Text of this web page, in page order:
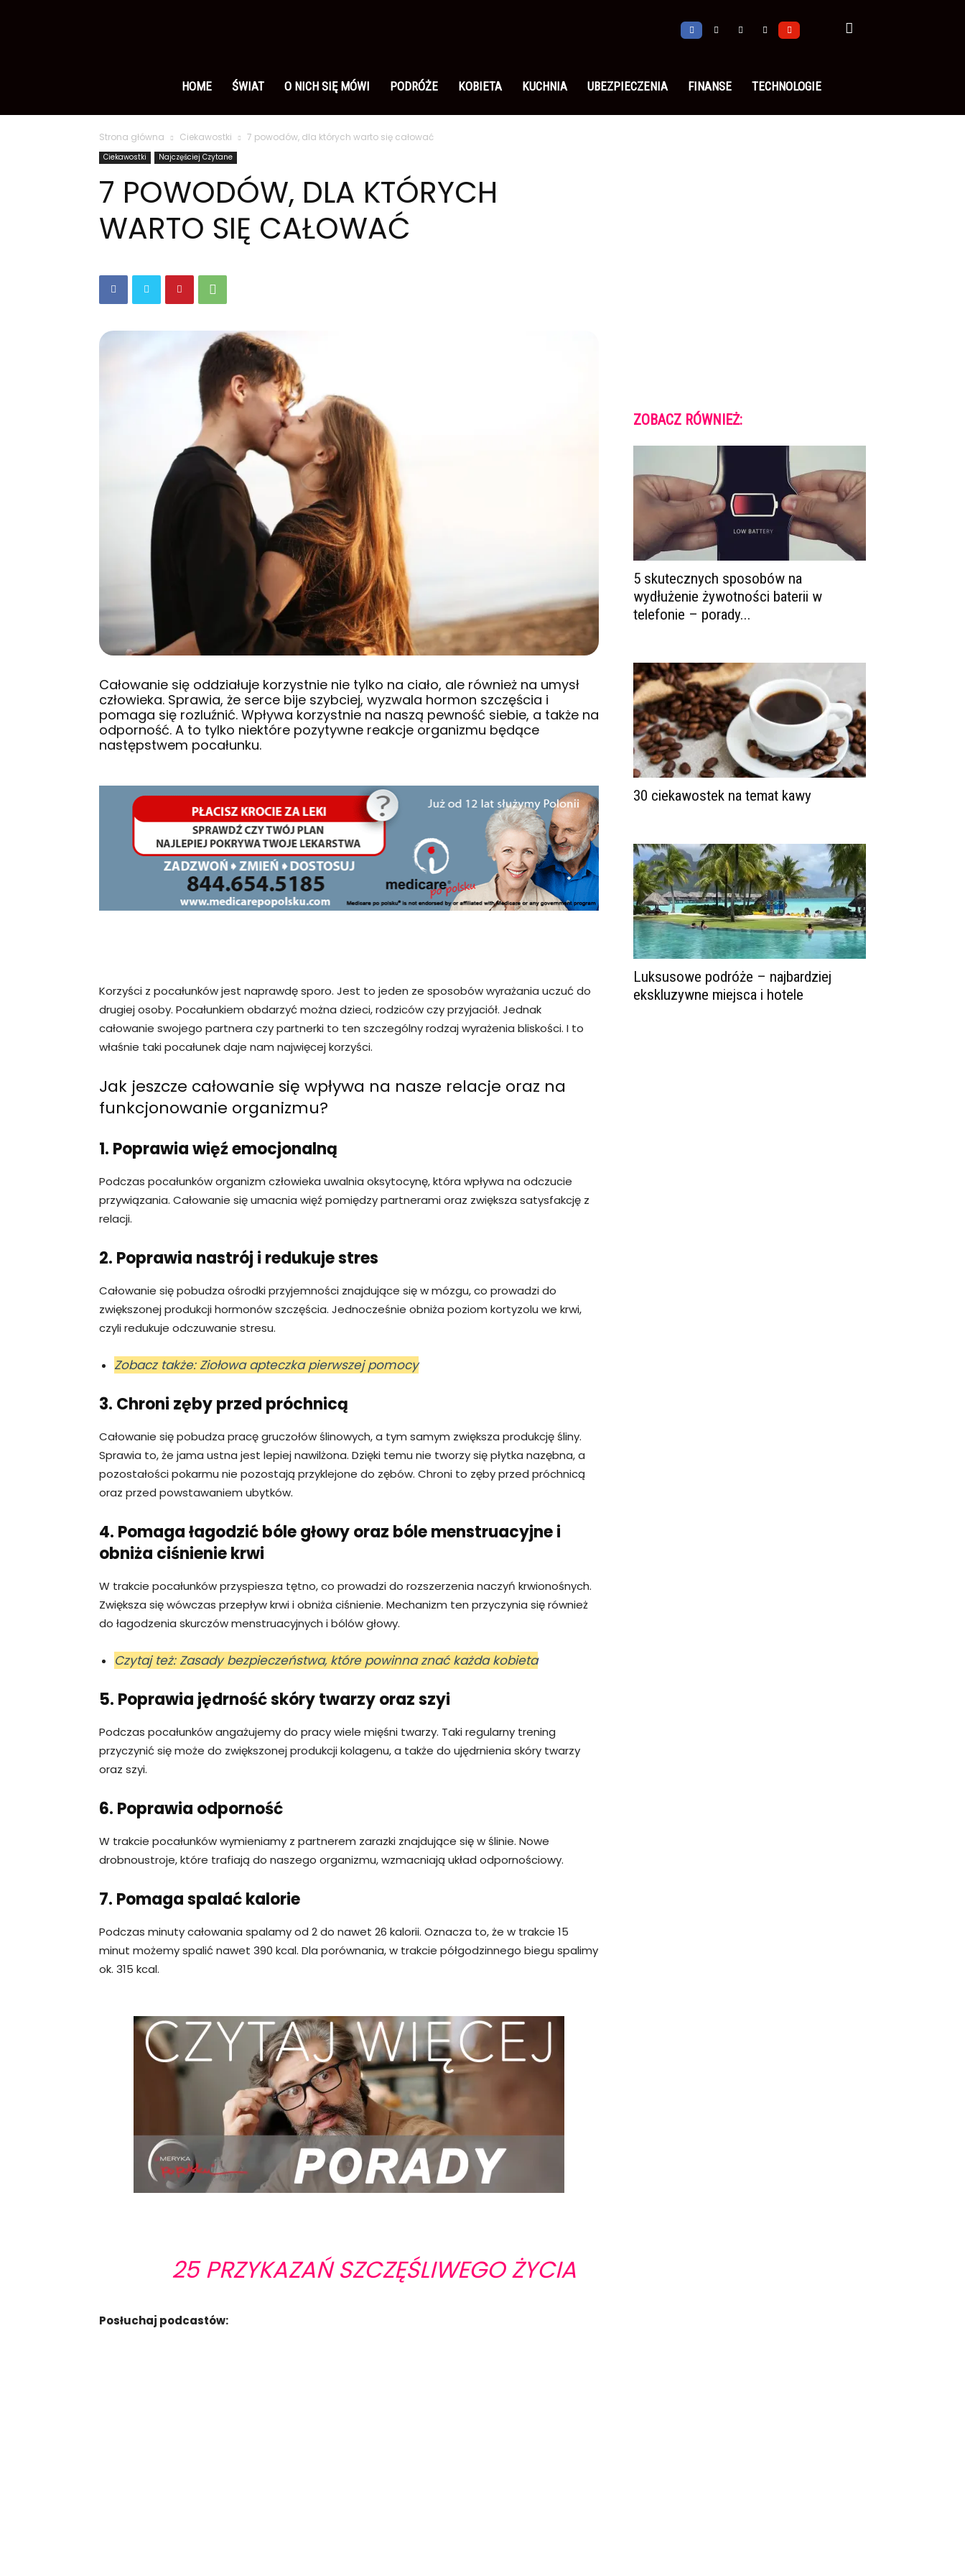
polsku
HOME ŚWIAT O NICH SIĘ MÓWI PODRÓŻE KOBIETA KUCHNIA UBEZPIECZENIA FINANSE TECHNOLOGIE
Strona główna Ciekawostki 7 powodów, dla których warto się całować
Ciekawostki Najczęściej Czytane
7 POWODÓW, DLA KTÓRYCH
WARTO SIĘ CAŁOWAĆ
Całowanie się oddziałuje korzystnie nie tylko na ciało, ale również na umysł
człowieka. Sprawia, że serce bije szybciej, wyzwala hormon szczęścia i
pomaga się rozluźnić. Wpływa korzystnie na naszą pewność siebie, a także na
odporność. A to tylko niektóre pozytywne reakcje organizmu będące
następstwem pocałunku.
Korzyści z pocałunków jest naprawdę sporo. Jest to jeden ze sposobów wyrażania uczuć do
drugiej osoby. Pocałunkiem obdarzyć można dzieci, rodziców czy przyjaciół. Jednak
całowanie swojego partnera czy partnerki to ten szczególny rodzaj wyrażenia bliskości. I to
właśnie taki pocałunek daje nam najwięcej korzyści.
Jak jeszcze całowanie się wpływa na nasze relacje oraz na
funkcjonowanie organizmu?
1. Poprawia więź emocjonalną
Podczas pocałunków organizm człowieka uwalnia oksytocynę, która wpływa na odczucie
przywiązania. Całowanie się umacnia więź pomiędzy partnerami oraz zwiększa satysfakcję z
relacji.
2. Poprawia nastrój i redukuje stres
Całowanie się pobudza ośrodki przyjemności znajdujące się w mózgu, co prowadzi do
zwiększonej produkcji hormonów szczęścia. Jednocześnie obniża poziom kortyzolu we krwi,
czyli redukuje odczuwanie stresu.
Zobacz także: Ziołowa apteczka pierwszej pomocy
3. Chroni zęby przed próchnicą
Całowanie się pobudza pracę gruczołów ślinowych, a tym samym zwiększa produkcję śliny.
Sprawia to, że jama ustna jest lepiej nawilżona. Dzięki temu nie tworzy się płytka nazębna, a
pozostałości pokarmu nie pozostają przyklejone do zębów. Chroni to zęby przed próchnicą
oraz przed powstawaniem ubytków.
4. Pomaga łagodzić bóle głowy oraz bóle menstruacyjne i
obniża ciśnienie krwi
W trakcie pocałunków przyspiesza tętno, co prowadzi do rozszerzenia naczyń krwionośnych.
Zwiększa się wówczas przepływ krwi i obniża ciśnienie. Mechanizm ten przyczynia się również
do łagodzenia skurczów menstruacyjnych i bólów głowy.
Czytaj też: Zasady bezpieczeństwa, które powinna znać każda kobieta
5. Poprawia jędrność skóry twarzy oraz szyi
Podczas pocałunków angażujemy do pracy wiele mięśni twarzy. Taki regularny trening
przyczynić się może do zwiększonej produkcji kolagenu, a także do ujędrnienia skóry twarzy
oraz szyi.
6. Poprawia odporność
W trakcie pocałunków wymieniamy z partnerem zarazki znajdujące się w ślinie. Nowe
drobnoustroje, które trafiają do naszego organizmu, wzmacniają układ odpornościowy.
7. Pomaga spalać kalorie
Podczas minuty całowania spalamy od 2 do nawet 26 kalorii. Oznacza to, że w trakcie 15
minut możemy spalić nawet 390 kcal. Dla porównania, w trakcie półgodzinnego biegu spalimy
ok. 315 kcal.
25 PRZYKAZAŃ SZCZĘŚLIWEGO ŻYCIA
Posłuchaj podcastów:
ZOBACZ RÓWNIEŻ:
5 skutecznych sposobów na
wydłużenie żywotności baterii w
telefonie – porady...
30 ciekawostek na temat kawy
Luksusowe podróże – najbardziej
ekskluzywne miejsca i hotele